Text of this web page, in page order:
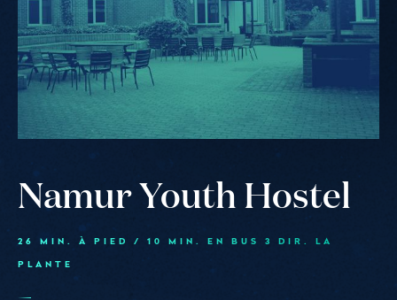
Namur Youth Hostel
26 MIN. À PIED / 10 MIN. EN BUS 3 DIR. LA
PLANTE